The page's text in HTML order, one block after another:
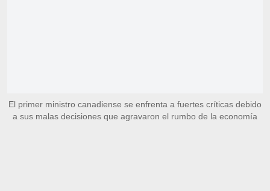
El primer ministro canadiense se enfrenta a fuertes críticas debido
a sus malas decisiones que agravaron el rumbo de la economía